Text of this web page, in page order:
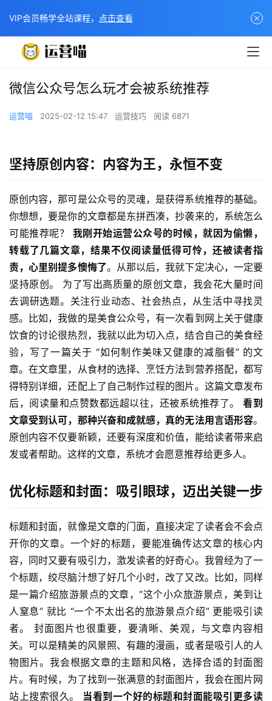
微信公众号怎么玩才会被系统推荐
运营喵 2025-02-12 15:47 运营技巧 阅读 6871
坚持原创内容：内容为王，永恒不变
原创内容，那可是公众号的灵魂，是获得系统推荐的基础。
你想想，要是你的文章都是东拼西凑，抄袭来的，系统怎么
可能推荐呢？ 我刚开始运营公众号的时候，就因为偷懒，
转载了几篇文章，结果不仅阅读量低得可怜，还被读者指
责，心里别提多懊悔了。从那以后，我就下定决心，一定要
坚持原创。 为了写出高质量的原创文章，我会花大量时间
去调研选题。关注行业动态、社会热点，从生活中寻找灵
感。比如，我做的是美食公众号，有一次看到网上关于健康
饮食的讨论很热烈，我就以此为切入点，结合自己的美食经
验，写了一篇关于 “如何制作美味又健康的减脂餐” 的文
章。在文章里，从食材的选择、烹饪方法到营养搭配，都写
得特别详细，还配上了自己制作过程的图片。这篇文章发布
后，阅读量和点赞数都远超以往，还被系统推荐了。 看到
文章受到认可，那种兴奋和成就感，真的无法用言语形容。
原创内容不仅要新颖，还要有深度和价值，能给读者带来启
发或者帮助。这样的文章，系统才会愿意推荐给更多人。
优化标题和封面：吸引眼球，迈出关键一步
标题和封面，就像是文章的门面，直接决定了读者会不会点
开你的文章。一个好的标题，要能准确传达文章的核心内
容，同时又要有吸引力，激发读者的好奇心。我曾经为了一
个标题，绞尽脑汁想了好几个小时，改了又改。比如，同样
是一篇介绍旅游景点的文章，“这个小众旅游景点，美到让
人窒息” 就比 “一个不太出名的旅游景点介绍” 更能吸引读
者。 封面图片也很重要，要清晰、美观，与文章内容相
关。可以是精美的风景照、有趣的漫画，或者是吸引人的人
物图片。我会根据文章的主题和风格，选择合适的封面图
片。有时候，为了找到一张满意的封面图片，我会在图片网
站上搜索很久。 当看到一个好的标题和封面能吸引更多读
VIP会员畅学全站课程， 点击查看